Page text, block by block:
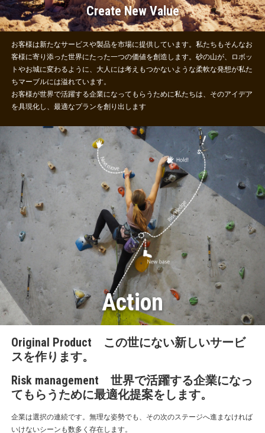
Create New Value
お客様は新たなサービスや製品を市場に提供しています。私たちもそんなお
客様に寄り添った世界にたった一つの価値を創造します。砂の山が、ロボッ
トやお城に変わるように、大人には考えもつかないような柔軟な発想が私た
ちマーブルには溢れています。
お客様が世界で活躍する企業になってもらうために私たちは、そのアイデア
を具現化し、最適なプランを創り出します
Action
Original Product この世にない新しいサービ
スを作ります。
Risk management 世界で活躍する企業になっ
てもらうために最適化提案をします。
企業は選択の連続です。無理な姿勢でも、その次のステージへ進まなければ
いけないシーンも数多く存在します。